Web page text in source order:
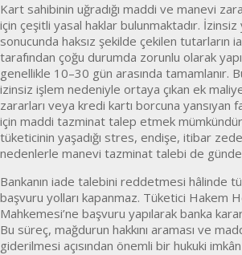
Kart sahibinin uğradığı maddi ve manevi
için çeşitli yasal haklar bulunmaktadır. İzinsiz
sonucunda haksız şekilde çekilen tutarların
tarafından çoğu durumda zorunlu olarak
genellikle 10–30 gün arasında tamamlanır.
izinsiz işlem nedeniyle ortaya çıkan ek
zararları veya kredi kartı borcuna yansıyan
için maddi tazminat talep etmek
tüketicinin yaşadığı stres, endişe, itibar
nedenlerle manevi tazminat talebi de
Bankanın iade talebini reddetmesi hâlinde
başvuru yolları kapanmaz. Tüketici Hakem
Mahkemesi’ne başvuru yapılarak banka
Bu süreç, mağdurun hakkını araması ve
giderilmesi açısından önemli bir hukuki